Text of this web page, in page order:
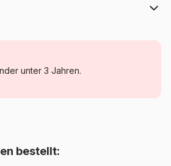
Puzzle - Schiffe und Boote
unter 3 Jahren.
bestellt: